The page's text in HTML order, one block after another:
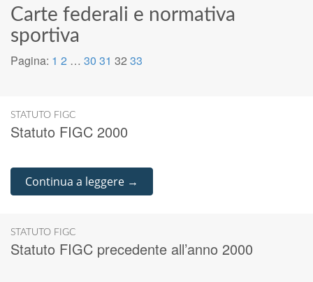
Carte federali e normativa
sportiva
Pagina: 1 2 … 30 31 32 33
STATUTO FIGC
Statuto FIGC 2000
Continua a leggere →
STATUTO FIGC
Statuto FIGC precedente all’anno 2000